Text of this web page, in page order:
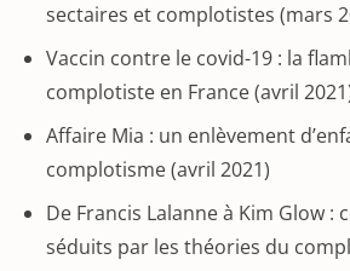
sectaires et complotistes (mars
Vaccin contre le covid-19 : la
complotiste en France (avril
Affaire Mia : un enlèvement
complotisme (avril 2021)
De Francis Lalanne à Kim Glow :
séduits par les théories du